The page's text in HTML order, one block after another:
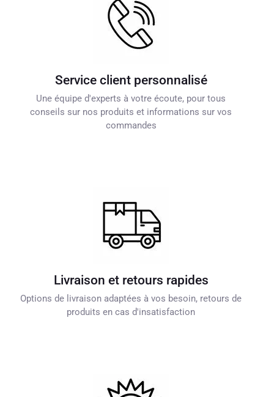
Service client personnalisé
Une équipe d'experts à votre écoute, pour tous
conseils sur nos produits et informations sur vos
commandes
Livraison et retours rapides
Options de livraison adaptées à vos besoin, retours de
produits en cas d'insatisfaction